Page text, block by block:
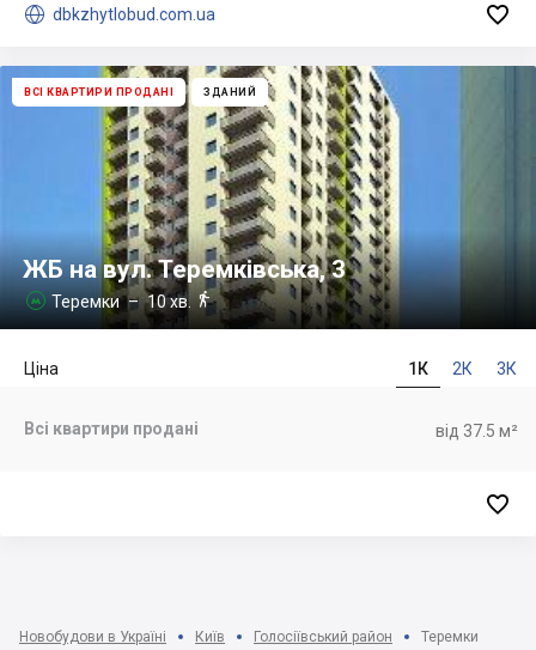
 dbkzhytlobud.com.ua 
ВСІ КВАРТИРИ ПРОДАНІ ЗДАНИЙ
ЖБ на вул. Теремківська, 3
 Теремки– 10 хв. 
1К 2К 3К
Ціна
від 37.5 м²
Всі квартири продані

Новобудови в Україні Київ Голосіївський район Теремки